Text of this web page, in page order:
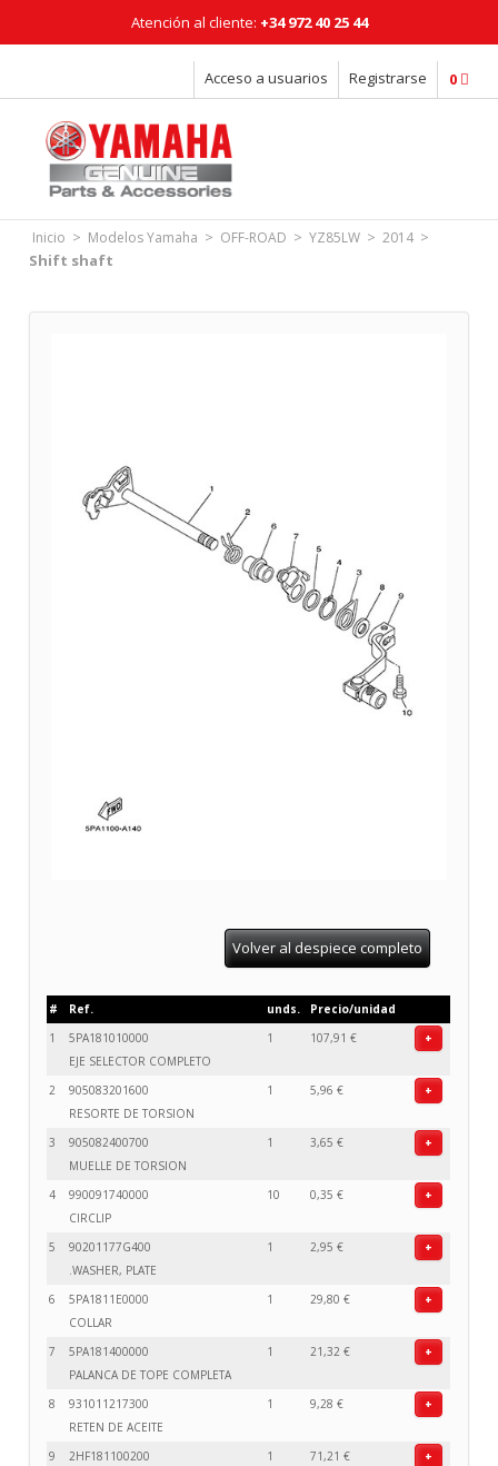
Atención al cliente: +34 972 40 25 44
Horario: Lunes a Viernes: 08:00 - 18:00h
Acceso a usuarios Registrarse 0
Inicio > Modelos Yamaha > OFF-ROAD > YZ85LW > 2014 >
Shift shaft
Volver al despiece completo
# Ref. unds.
Precio/unidad
1
5PA181010000
EJE SELECTOR COMPLETO
1 107,91 € +
2
905083201600
RESORTE DE TORSION
1 5,96 € +
3
905082400700
MUELLE DE TORSION
1 3,65 € +
4
990091740000
CIRCLIP
10 0,35 € +
5
90201177G400
.WASHER, PLATE
1 2,95 € +
6
5PA1811E0000
COLLAR
1 29,80 € +
7
5PA181400000
PALANCA DE TOPE COMPLETA
1 21,32 € +
8
931011217300
RETEN DE ACEITE
1 9,28 € +
9
2HF181100200
1 71,21 € +